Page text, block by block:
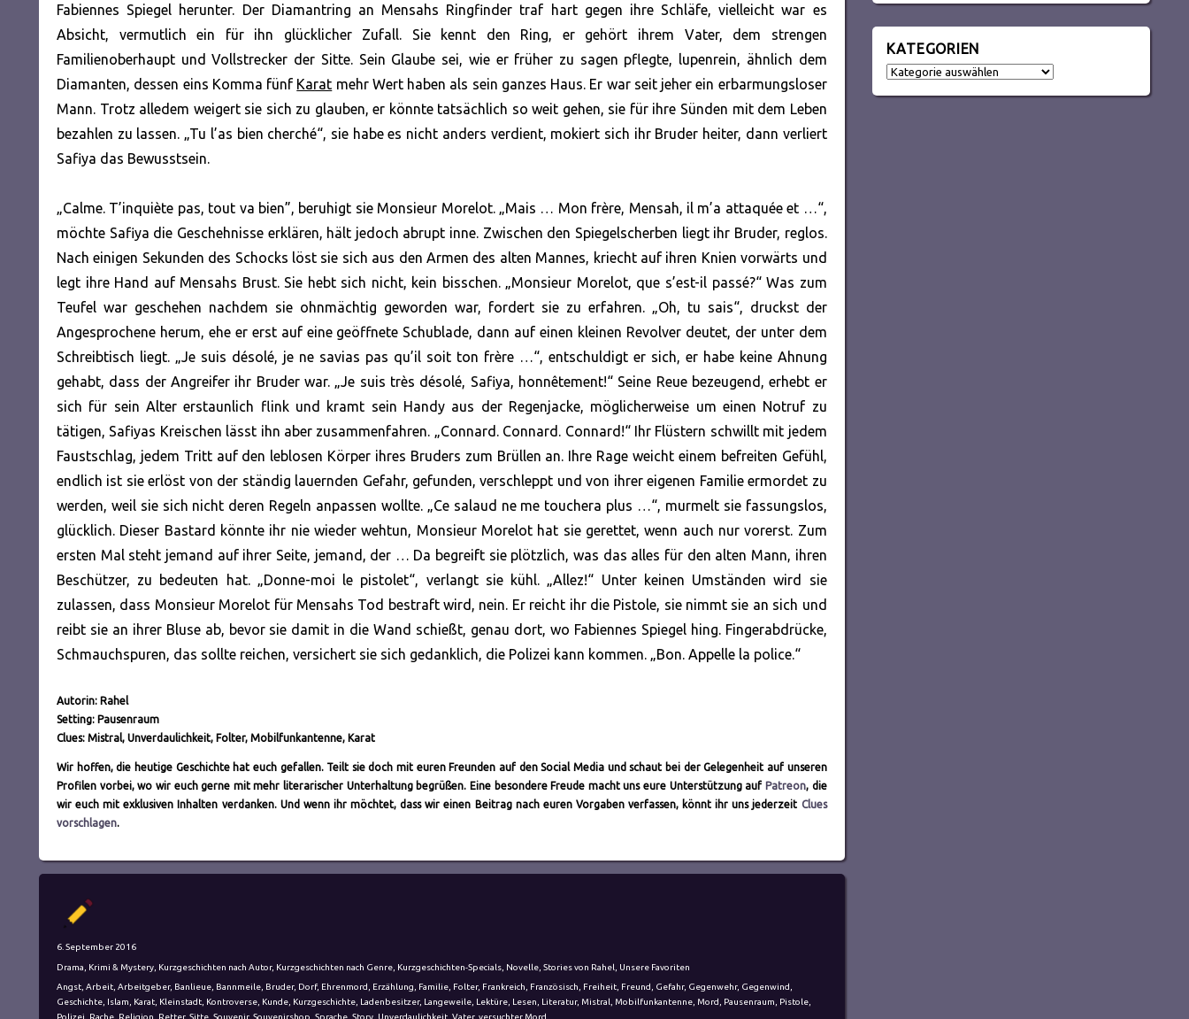
Fabiennes Spiegel herunter. Der Diamantring an Mensahs Ringfinder traf hart gegen ihre Schläfe, vielleicht war es
Absicht, vermutlich ein für ihn glücklicher Zufall. Sie kennt den Ring, er gehört ihrem Vater, dem strengen
Familienoberhaupt und Vollstrecker der Sitte. Sein Glaube sei, wie er früher zu sagen pflegte, lupenrein, ähnlich dem
Diamanten, dessen eins Komma fünf Karat mehr Wert haben als sein ganzes Haus. Er war seit jeher ein erbarmungsloser
Mann. Trotz alledem weigert sie sich zu glauben, er könnte tatsächlich so weit gehen, sie für ihre Sünden mit dem Leben
bezahlen zu lassen. „Tu l’as bien cherché“, sie habe es nicht anders verdient, mokiert sich ihr Bruder heiter, dann verliert
Safiya das Bewusstsein.
„Calme. T’inquiète pas, tout va bien”, beruhigt sie Monsieur Morelot. „Mais … Mon frère, Mensah, il m’a attaquée et …“,
möchte Safiya die Geschehnisse erklären, hält jedoch abrupt inne. Zwischen den Spiegelscherben liegt ihr Bruder, reglos.
Nach einigen Sekunden des Schocks löst sie sich aus den Armen des alten Mannes, kriecht auf ihren Knien vorwärts und
legt ihre Hand auf Mensahs Brust. Sie hebt sich nicht, kein bisschen. „Monsieur Morelot, que s’est-il passé?“ Was zum
Teufel war geschehen nachdem sie ohnmächtig geworden war, fordert sie zu erfahren. „Oh, tu sais“, druckst der
Angesprochene herum, ehe er erst auf eine geöffnete Schublade, dann auf einen kleinen Revolver deutet, der unter dem
Schreibtisch liegt. „Je suis désolé, je ne savias pas qu’il soit ton frère …“, entschuldigt er sich, er habe keine Ahnung
gehabt, dass der Angreifer ihr Bruder war. „Je suis très désolé, Safiya, honnêtement!“ Seine Reue bezeugend, erhebt er
sich für sein Alter erstaunlich flink und kramt sein Handy aus der Regenjacke, möglicherweise um einen Notruf zu
tätigen, Safiyas Kreischen lässt ihn aber zusammenfahren. „Connard. Connard. Connard!“ Ihr Flüstern schwillt mit jedem
Faustschlag, jedem Tritt auf den leblosen Körper ihres Bruders zum Brüllen an. Ihre Rage weicht einem befreiten Gefühl,
endlich ist sie erlöst von der ständig lauernden Gefahr, gefunden, verschleppt und von ihrer eigenen Familie ermordet zu
werden, weil sie sich nicht deren Regeln anpassen wollte. „Ce salaud ne me touchera plus …“, murmelt sie fassungslos,
glücklich. Dieser Bastard könnte ihr nie wieder wehtun, Monsieur Morelot hat sie gerettet, wenn auch nur vorerst. Zum
ersten Mal steht jemand auf ihrer Seite, jemand, der … Da begreift sie plötzlich, was das alles für den alten Mann, ihren
Beschützer, zu bedeuten hat. „Donne-moi le pistolet“, verlangt sie kühl. „Allez!“ Unter keinen Umständen wird sie
zulassen, dass Monsieur Morelot für Mensahs Tod bestraft wird, nein. Er reicht ihr die Pistole, sie nimmt sie an sich und
reibt sie an ihrer Bluse ab, bevor sie damit in die Wand schießt, genau dort, wo Fabiennes Spiegel hing. Fingerabdrücke,
Schmauchspuren, das sollte reichen, versichert sie sich gedanklich, die Polizei kann kommen. „Bon. Appelle la police.“
Autorin: Rahel
Setting: Pausenraum
Clues: Mistral, Unverdaulichkeit, Folter, Mobilfunkantenne, Karat
Wir hoffen, die heutige Geschichte hat euch gefallen. Teilt sie doch mit euren Freunden auf den Social Media und schaut bei der Gelegenheit auf unseren
Profilen vorbei, wo wir euch gerne mit mehr literarischer Unterhaltung begrüßen. Eine besondere Freude macht uns eure Unterstützung auf Patreon, die
wir euch mit exklusiven Inhalten verdanken. Und wenn ihr möchtet, dass wir einen Beitrag nach euren Vorgaben verfassen, könnt ihr uns jederzeit Clues
vorschlagen.
Veröffentlicht
6. September 2016
Kategorien
Drama Krimi & Mystery Kurzgeschichten nach Autor, Kurzgeschichten nach Genre Kurzgeschichten-Specials Novelle Stories von Rahel
Unsere Favoriten
Schlagwörter
Angst Arbeit Arbeitgeber, Banlieue Bannmeile Bruder, Dorf, Ehrenmord Erzählung Familie Folter, Frankreich Französisch Freiheit Freund Gefahr, Gegenwehr, Gegenwind
Geschichte Islam Karat Kleinstadt Kontroverse Kunde Kurzgeschichte Ladenbesitzer, Langeweile Lektüre Lesen Literatur, Mistral Mobilfunkantenne Mord Pausenraum Pistole
Polizei
Rache Religion Retter, Sitte Souvenir, Souvenirshop Sprache Story Unverdaulichkeit Vater, versuchter Mord
KATEGORIEN
Kategorien